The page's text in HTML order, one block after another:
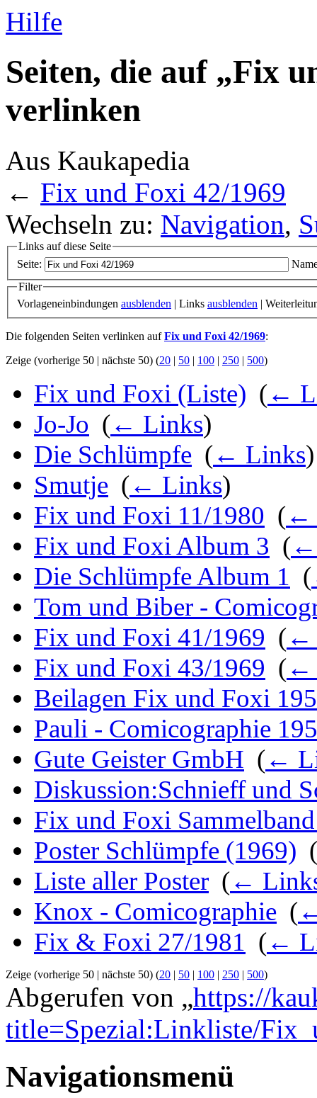
Hilfe
Seiten, die auf „Fix
verlinken
Aus Kaukapedia
← Fix und Foxi 42/1969
Wechseln zu: Navigation,
Links auf diese Seite
Seite:
Filter
Vorlageneinbindungen ausblenden | Links ausblenden |
Die folgenden Seiten verlinken aufFix und Foxi 42/1969:
Zeige (vorherige 50 | nächste 50) (20 | 50 | 100 | 250 | 500)
Fix und Foxi (Liste) (←
Jo-Jo (← Links)
Die Schlümpfe (← Links)
Smutje (← Links)
Fix und Foxi 11/1980 (←
Fix und Foxi Album 3 (←
Die Schlümpfe Album 1 (
Tom und Biber -
Fix und Foxi 41/1969 (←
Fix und Foxi 43/1969 (←
Beilagen Fix und Foxi
Pauli - Comicographie
Gute Geister GmbH (←
Diskussion:Schnieff und
Fix und Foxi
Poster Schlümpfe (1969) (
Liste aller Poster (←
Knox - Comicographie (
Fix & Foxi 27/1981 (←
Zeige (vorherige 50 | nächste 50) (20 | 50 | 100 | 250 | 500)
Abgerufen von „https://
title=Spezial:Linkliste/
Navigationsmenü